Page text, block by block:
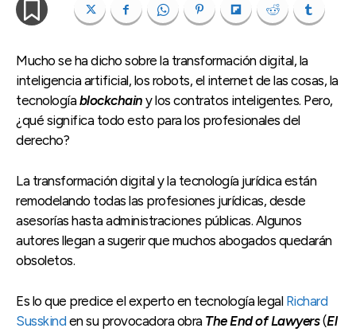
Mucho se ha dicho sobre la transformación digital, la
inteligencia artificial, los robots, el internet de las cosas, la
tecnologíablockchain y los contratos inteligentes. Pero,
¿qué significa todo esto para los profesionales del
derecho?
La transformación digital y la tecnología jurídica están
remodelando todas las profesiones jurídicas, desde
asesorías hasta administraciones públicas. Algunos
autores llegan a sugerir que muchos abogados quedarán
obsoletos.
Es lo que predice el experto en tecnología legal Richard
Susskind en su provocadora obra The End of Lawyers(El